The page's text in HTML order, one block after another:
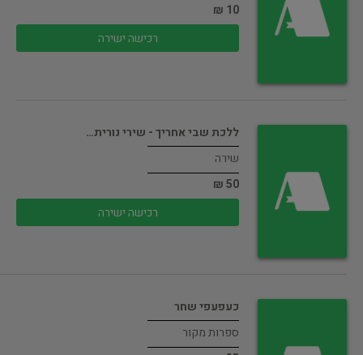
10 ₪
רכישה ישירה
ללכת שבי אחריך - שירי נורית…
שירה
50 ₪
רכישה ישירה
כעפעפי שחר
ספרות מקור